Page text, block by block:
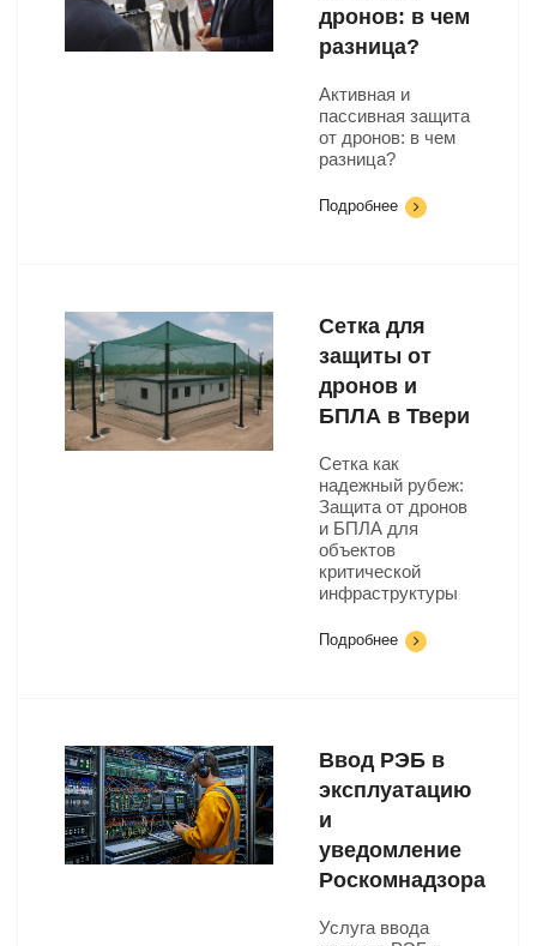
дронов: в чем
разница?
Активная и
пассивная защита
от дронов: в чем
разница?
Подробнее
Сетка для
защиты от
дронов и
БПЛА в Твери
Сетка как
надежный рубеж:
Защита от дронов
и БПЛА для
объектов
критической
инфраструктуры
Подробнее
Ввод РЭБ в
эксплуатацию
и
уведомление
Роскомнадзора
Услуга ввода